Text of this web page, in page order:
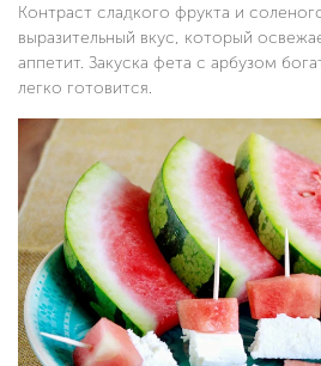
Контраст сладкого фрукта и
выразительный вкус, который
аппетит. Закуска фета с арбузом
легко готовится.